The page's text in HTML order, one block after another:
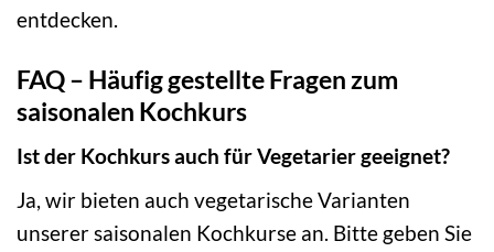
entdecken.
FAQ – Häufig gestellte Fragen zum
saisonalen Kochkurs
Ist der Kochkurs auch für Vegetarier geeignet?
Ja, wir bieten auch vegetarische Varianten
unserer saisonalen Kochkurse an. Bitte geben Sie